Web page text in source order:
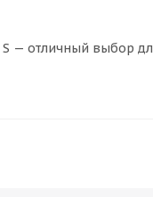
— отличный выбор